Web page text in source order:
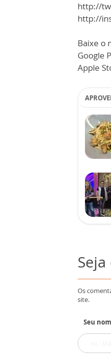
http://
http://
Baixe o
Google
Apple
Os
site.
Seu